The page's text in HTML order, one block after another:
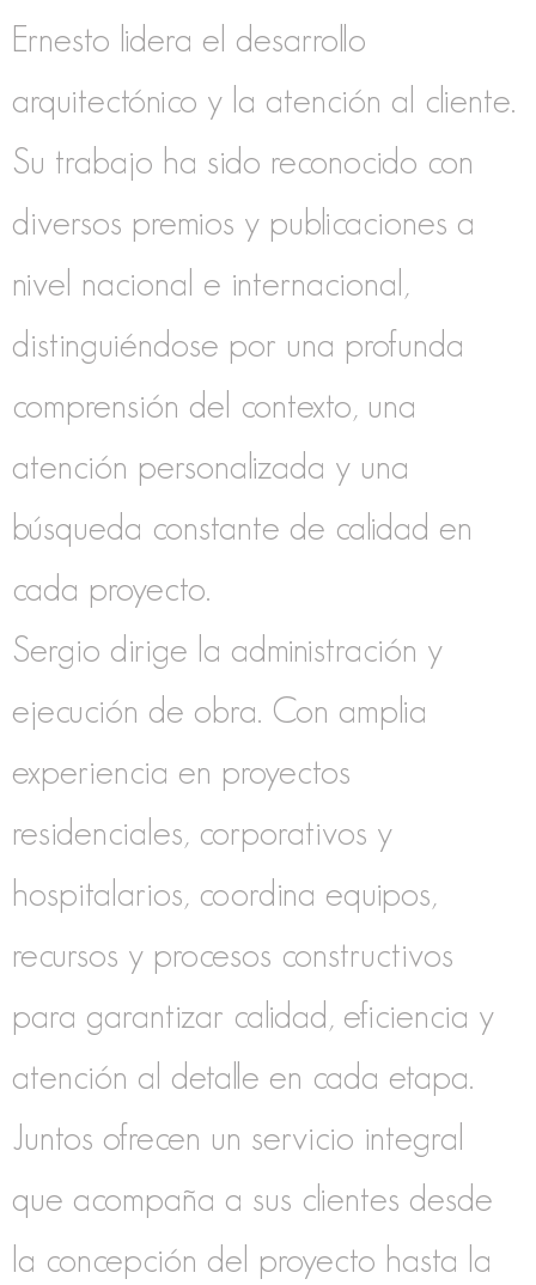
Ernesto lidera el desarrollo
arquitectónico y la atención al cliente.
Su trabajo ha sido reconocido con
diversos premios y publicaciones a
nivel nacional e internacional,
distinguiéndose por una profunda
comprensión del contexto, una
atención personalizada y una
búsqueda constante de calidad en
cada proyecto.
Sergio dirige la administración y
ejecución de obra. Con amplia
experiencia en proyectos
residenciales, corporativos y
hospitalarios, coordina equipos,
recursos y procesos constructivos
para garantizar calidad, eficiencia y
atención al detalle en cada etapa.
Juntos ofrecen un servicio integral
que acompaña a sus clientes desde
la concepción del proyecto hasta la